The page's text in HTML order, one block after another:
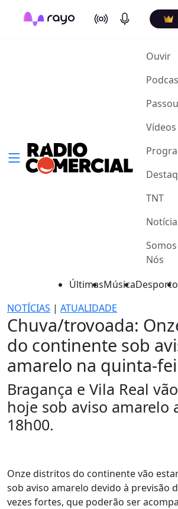
On Air Podcasts
Ouvir
Passou
Vídeos
TNT
Somos
Nós
ÚltimasMúsicaDesporto
NOTÍCIAS | ATUALIDADE
Chuva/trovoada:
do continente sob
amarelo na quinta-
Bragança e Vila Real
hoje sob aviso amarelo
18h00.
Onze distritos do continente vão
sob aviso amarelo devido à previsão
vezes fortes, que poderão ser